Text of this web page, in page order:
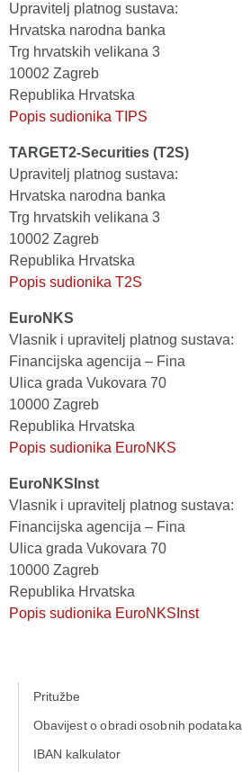
Upravitelj platnog sustava:
Hrvatska narodna banka
Trg hrvatskih velikana 3
10002 Zagreb
Republika Hrvatska
Popis sudionika TIPS
TARGET2-Securities (T2S)
Upravitelj platnog sustava:
Hrvatska narodna banka
Trg hrvatskih velikana 3
10002 Zagreb
Republika Hrvatska
Popis sudionika T2S
EuroNKS
Vlasnik i upravitelj platnog sustava:
Financijska agencija – Fina
Ulica grada Vukovara 70
10000 Zagreb
Republika Hrvatska
Popis sudionika EuroNKS
EuroNKSInst
Vlasnik i upravitelj platnog sustava:
Financijska agencija – Fina
Ulica grada Vukovara 70
10000 Zagreb
Republika Hrvatska
Popis sudionika EuroNKSInst
Pritužbe
Obavijest o obradi osobnih podataka
IBAN kalkulator